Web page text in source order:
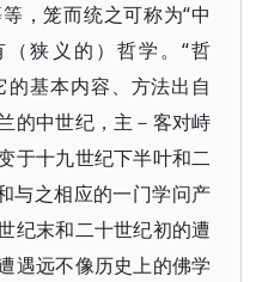
，笼而统之可称为“中
狭义的）哲学。“哲
基本内容、方法出自
的中世纪，主－客对峙
于十九世纪下半叶和二
与之相应的一门学问产
纪末和二十世纪初的遭
遇远不像历史上的佛学